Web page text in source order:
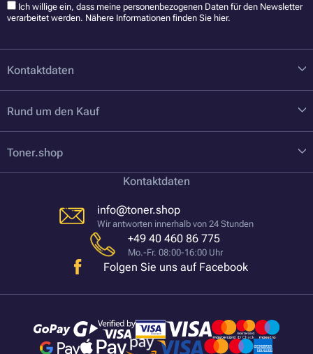
Ich willige ein, dass meine personenbezogenen Daten für den Newsletter
verarbeitet werden. Nähere Informationen finden Sie hier.
Kontaktdaten
Rund um den Kauf
Toner.shop
Kontaktdaten
info@toner.shop
Wir antworten innerhalb von 24 Stunden
+49 40 460 86 775
Mo.-Fr. 08:00-16:00 Uhr
Folgen Sie uns auf Facebook